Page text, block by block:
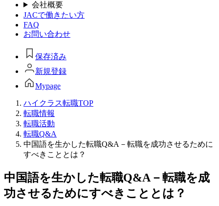
会社概要
JACで働きたい方
FAQ
お問い合わせ
保存済み
新規登録
Mypage
ハイクラス転職TOP
転職情報
転職活動
転職Q&A
中国語を生かした転職Q&A－転職を成功させるために
すべきこととは？
中国語を生かした転職Q&A－転職を成
功させるためにすべきこととは？